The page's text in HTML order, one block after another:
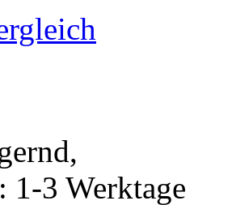
1-3 Werktage